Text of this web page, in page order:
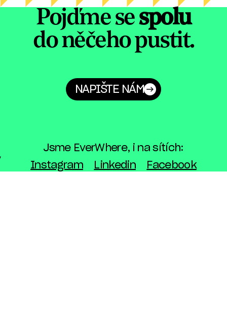
Pojďme sespolu
do něčeho pustit.
NAPIŠTE NÁM
Jsme EverWhere, i na sítích:
Instagram
Linkedin Facebook